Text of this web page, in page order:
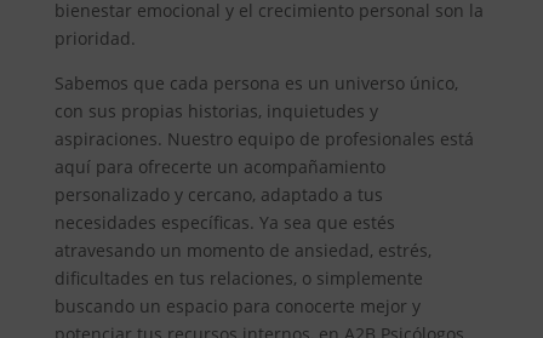
bienestar emocional y el crecimiento personal son la
prioridad.
Sabemos que cada persona es un universo único,
con sus propias historias, inquietudes y
aspiraciones. Nuestro equipo de profesionales está
aquí para ofrecerte un acompañamiento
personalizado y cercano, adaptado a tus
necesidades específicas. Ya sea que estés
atravesando un momento de ansiedad, estrés,
dificultades en tus relaciones, o simplemente
buscando un espacio para conocerte mejor y